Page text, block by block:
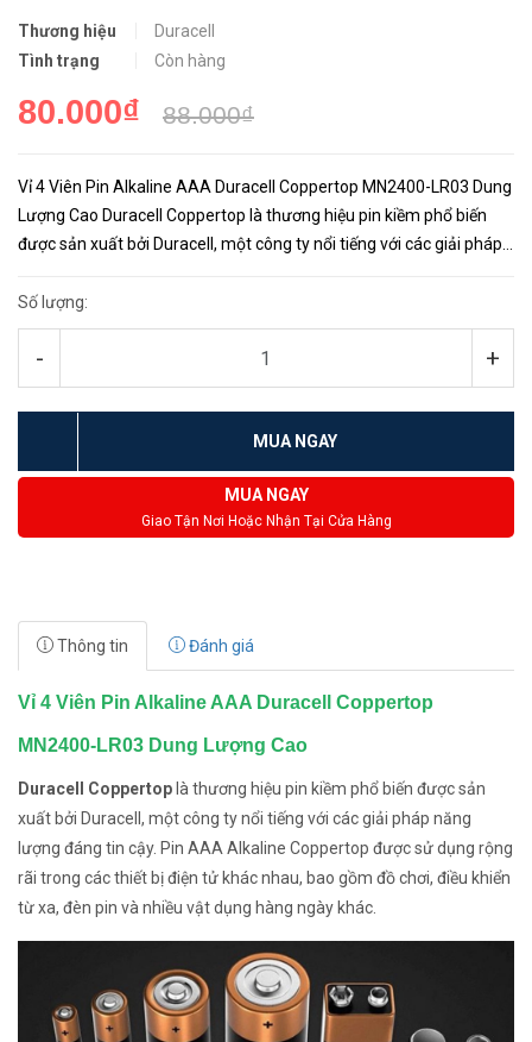
Thương hiệu
Duracell
Tình trạng
Còn hàng
80.000₫ 88.000₫
Vỉ 4 Viên Pin Alkaline AAA Duracell Coppertop MN2400-LR03 Dung
Lượng Cao Duracell Coppertop là thương hiệu pin kiềm phổ biến
được sản xuất bởi Duracell, một công ty nổi tiếng với các giải pháp
Số lượng:
- +
MUA NGAY
MUA NGAY
Giao Tận Nơi Hoặc Nhận Tại Cửa Hàng
Thông tin Đánh giá
Vỉ 4 Viên Pin Alkaline AAA Duracell Coppertop
MN2400-LR03 Dung Lượng Cao
Duracell Coppertop là thương hiệu pin kiềm phổ biến được sản
xuất bởi Duracell, một công ty nổi tiếng với các giải pháp năng
lượng đáng tin cậy. Pin AAA Alkaline Coppertop được sử dụng rộng
rãi trong các thiết bị điện tử khác nhau, bao gồm đồ chơi, điều khiển
từ xa, đèn pin và nhiều vật dụng hàng ngày khác.